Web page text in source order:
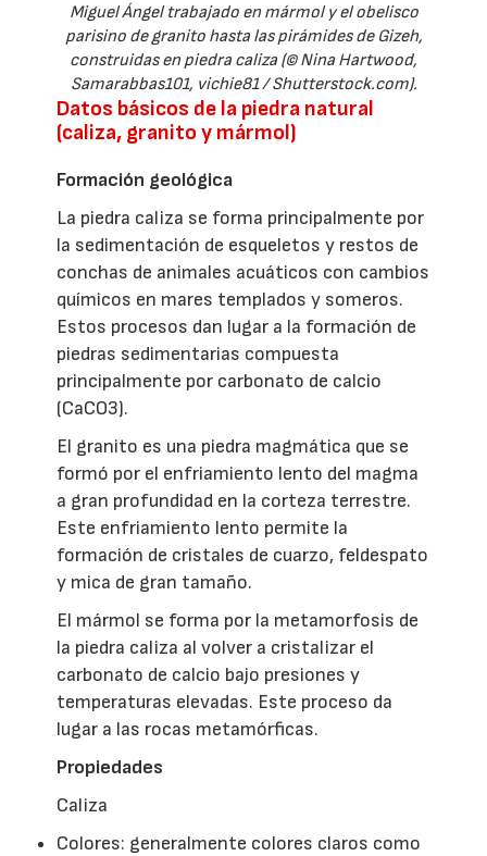
Miguel Ángel trabajado en mármol y el obelisco
parisino de granito hasta las pirámides de Gizeh,
construidas en piedra caliza (© Nina Hartwood,
Samarabbas101, vichie81 / Shutterstock.com).
Datos básicos de la piedra natural
(caliza, granito y mármol)
Formación geológica
La piedra caliza se forma principalmente por
la sedimentación de esqueletos y restos de
conchas de animales acuáticos con cambios
químicos en mares templados y someros.
Estos procesos dan lugar a la formación de
piedras sedimentarias compuesta
principalmente por carbonato de calcio
(CaCO3).
El granito es una piedra magmática que se
formó por el enfriamiento lento del magma
a gran profundidad en la corteza terrestre.
Este enfriamiento lento permite la
formación de cristales de cuarzo, feldespato
y mica de gran tamaño.
El mármol se forma por la metamorfosis de
la piedra caliza al volver a cristalizar el
carbonato de calcio bajo presiones y
temperaturas elevadas. Este proceso da
lugar a las rocas metamórficas.
Propiedades
Caliza
Colores: generalmente colores claros como